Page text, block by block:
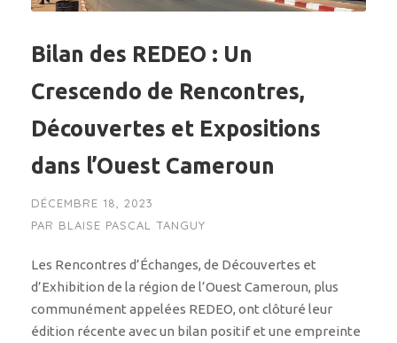
Bilan des REDEO : Un
Crescendo de Rencontres,
Découvertes et Expositions
dans l’Ouest Cameroun
DÉCEMBRE 18, 2023
PAR BLAISE PASCAL TANGUY
Les Rencontres d’Échanges, de Découvertes et
d’Exhibition de la région de l’Ouest Cameroun, plus
communément appelées REDEO, ont clôturé leur
édition récente avec un bilan positif et une empreinte